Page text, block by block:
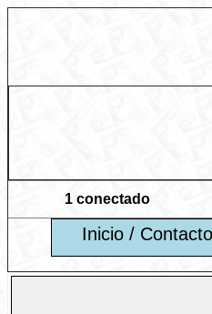
1 conectado
Inicio / Contacto